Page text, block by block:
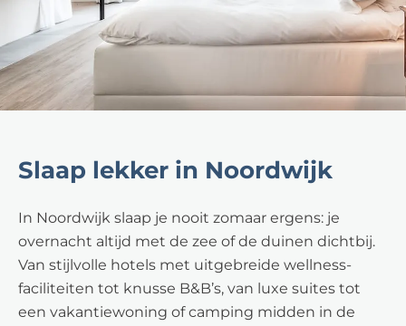
Slaap lekker in Noordwijk
In Noordwijk slaap je nooit zomaar ergens: je
overnacht altijd met de zee of de duinen dichtbij.
Van stijlvolle hotels met uitgebreide wellness-
faciliteiten tot knusse B&B’s, van luxe suites tot
een vakantiewoning of camping midden in de